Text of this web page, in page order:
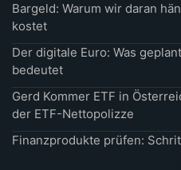
Bargeld: Warum wir daran
kostet
Der digitale Euro: Was
bedeutet
Gerd Kommer ETF in
der ETF-Nettopolizze
Finanzprodukte prüfen: